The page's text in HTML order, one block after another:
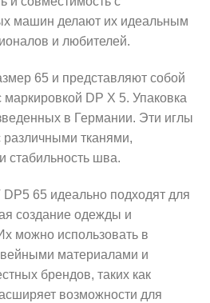
машин делают их идеальным
и любителей.
65 и представляют собой
DP X 5. Упаковка
в Германии. Эти иглы
различными тканями,
стабильность шва.
65 идеально подходят для
создание одежды и
можно использовать в
материалами и
брендов, таких как
возможности для